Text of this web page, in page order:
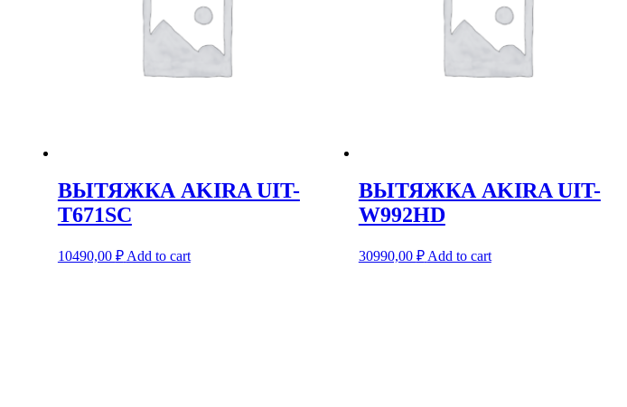
ВЫТЯЖКА AKIRA UIT-
T671SC
10490,00 ₽ Add to cart
ВЫТЯЖКА AKIRA UIT-
W992HD
30990,00 ₽ Add to cart